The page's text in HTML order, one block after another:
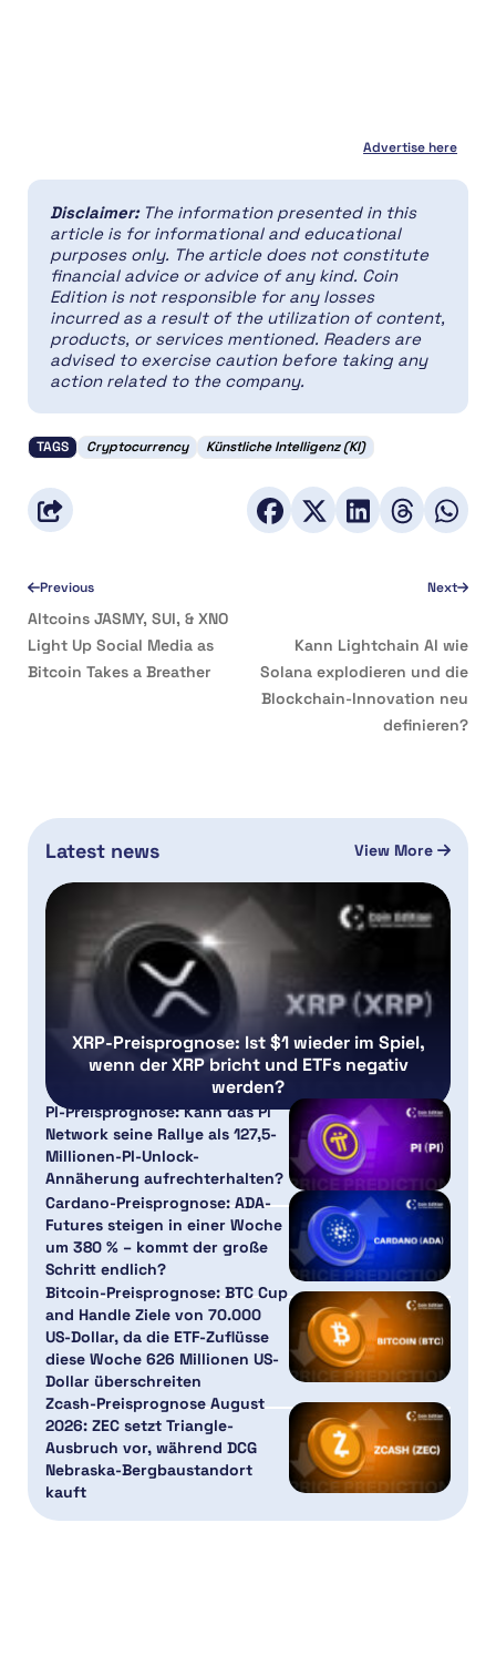
Advertise here
Disclaimer: The information presented in this
article is for informational and educational
purposes only. The article does not constitute
financial advice or advice of any kind. Coin
Edition is not responsible for any losses
incurred as a result of the utilization of content,
products, or services mentioned. Readers are
advised to exercise caution before taking any
action related to the company.
TAGS Cryptocurrency Künstliche Intelligenz (KI)
Previous
Altcoins JASMY, SUI, & XNO
Light Up Social Media as
Bitcoin Takes a Breather
Next
Kann Lightchain AI wie
Solana explodieren und die
Blockchain-Innovation neu
definieren?
Latest news View More
XRP-Preisprognose: Ist $1 wieder im Spiel,
wenn der XRP bricht und ETFs negativ
werden?
PI-Preisprognose: Kann das Pi
Network seine Rallye als 127,5-
Millionen-PI-Unlock-
Annäherung aufrechterhalten?
Cardano-Preisprognose: ADA-
Futures steigen in einer Woche
um 380 % – kommt der große
Schritt endlich?
Bitcoin-Preisprognose: BTC Cup
and Handle Ziele von 70.000
US-Dollar, da die ETF-Zuflüsse
diese Woche 626 Millionen US-
Dollar überschreiten
Zcash-Preisprognose August
2026: ZEC setzt Triangle-
Ausbruch vor, während DCG
Nebraska-Bergbaustandort
kauft